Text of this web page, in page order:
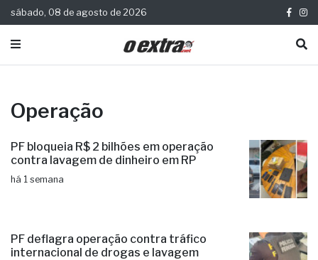
sábado, 08 de agosto de 2026
Operação
PF bloqueia R$ 2 bilhões em operação
contra lavagem de dinheiro em RP
há 1 semana
PF deflagra operação contra tráfico
internacional de drogas e lavagem